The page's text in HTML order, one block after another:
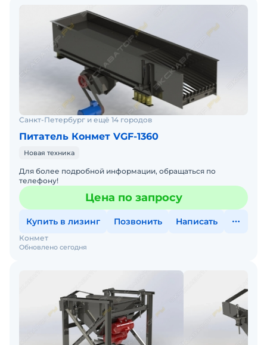
Санкт-Петербург и ещё 14 городов
Питатель Конмет VGF-1360
Новая техника
Для более подробной информации, обращаться по
телефону!
Цена по запросу
Купить в лизинг Позвонить Написать
Обновлено сегодня
Конмет